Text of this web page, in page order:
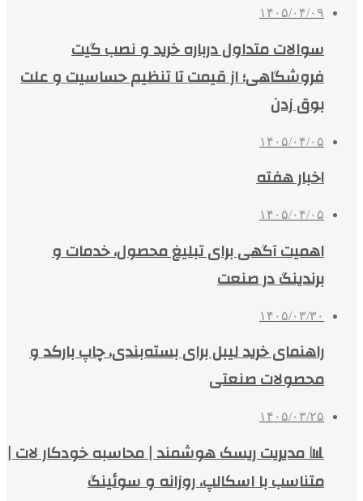
۱۴۰۵/۰۴/۰۹
سوالات متداول درباره خرید و نصب گیت
فروشگاهی؛ از قیمت تا تنظیم حساسیت و علت
بوق زدن
۱۴۰۵/۰۴/۰۵
اخبار هفته
۱۴۰۵/۰۴/۰۵
اهمیت آگهی برای تبلیغ محصول، خدمات و
برندینگ در صنعت
۱۴۰۵/۰۳/۳۰
راهنمای خرید لیبل برای بسته‌بندی، چاپ بارکد و
محصولات صنعتی
۱۴۰۵/۰۳/۲۵
📊 مدیریت ریسک هوشمند | محاسبه خودکار لات |
متناسب با اسکالپ، روزانه و سوئینگ